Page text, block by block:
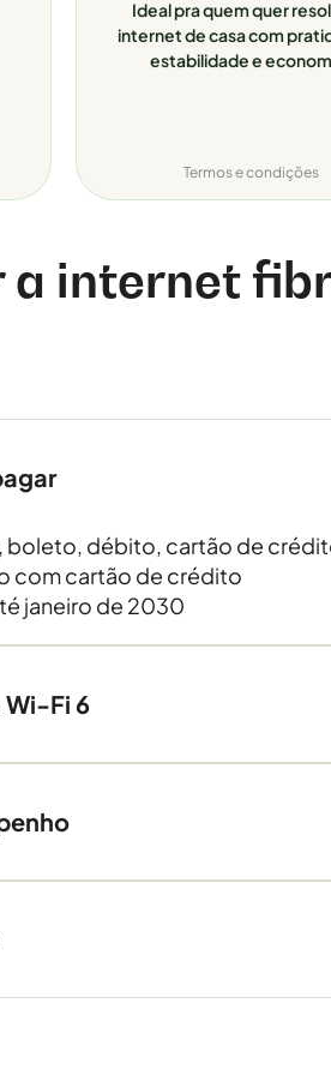
Ideal pra quem quer
internet de casa com
estabilidade e
Termos e condições
a internet
boleto, débito, cartão de
com cartão de crédito
janeiro de 2030
Wi-Fi 6